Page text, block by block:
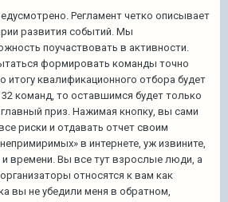
Регламент четко описывает
развития событий. Мы
поучаствовать в активности.
формировать команды точно
итогу квалификационного отбора будет
команд, то оставшимся будет только
приз. Нажимая кнопку, вы сами
риски и отдавать отчет своим
в интернете, уж извините,
и времени. Вы все тут взрослые люди, а
относятся к вам как
вы не убедили меня в обратном,